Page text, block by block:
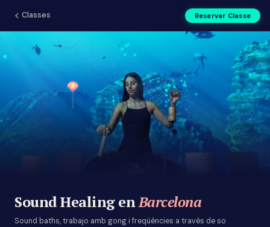
Sound Healing a Barcelona |
Classes Reservar Classe
Sound Healing enBarcelona
Sound baths, trabajo amb gong i freqüències a través de so